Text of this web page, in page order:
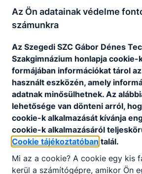
Az Ön adatainak védelme
számunkra
Az Szegedi SZC Gábor Dénes
Szakgimnázium honlapja cookie-
formájában információkat tárol
használt eszközén, amely
adatnak minősülhetnek. Az
lehetősége van dönteni arról,
cookie-k alkalmazását kívánja
cookie-k alkalmazásáról
Cookie tájékoztatóban talál.
Mi az a cookie? A cookie egy kis
kerül a számítógépre, amikor Ön